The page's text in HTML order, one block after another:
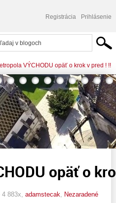
Registrácia Prihlásenie
VÝCHODU opäť o krok v pred ! !!
opäť o
4 883x, adamstecak Nezaradené